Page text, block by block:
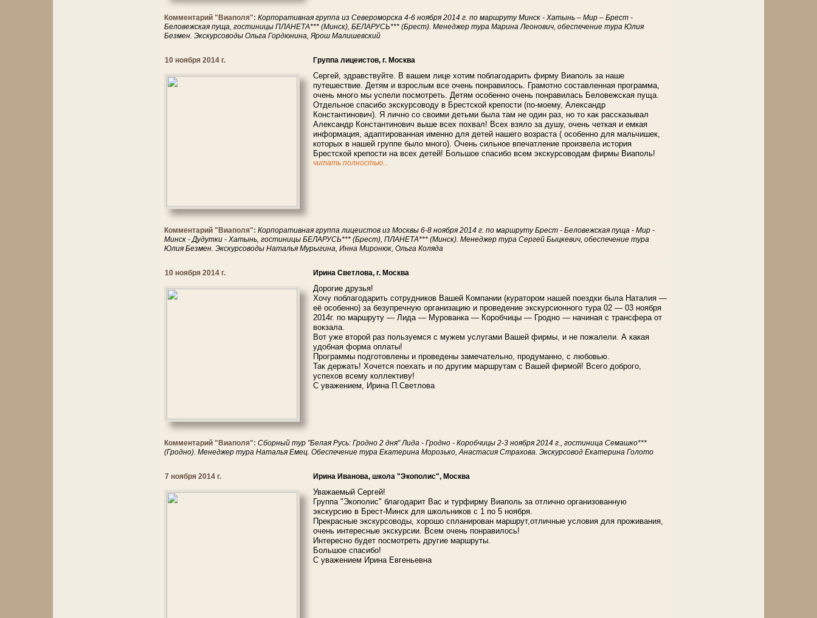
Комментарий "Виаполя": Корпоративная группа из Североморска 4-6 ноября 2014 г. по маршруту Минск - Хатынь – Мир – Брест -
Беловежская пуща, гостиницы ПЛАНЕТА*** (Минск), БЕЛАРУСЬ*** (Брест). Менеджер тура Марина Леонович, обеспечение тура Юлия
Безмен. Экскурсоводы Ольга Гордюнина, Ярош Малишевский
10 ноября 2014 г. Группа лицеистов, г. Москва
Сергей, здравствуйте. В вашем лице хотим поблагодарить фирму Виаполь за наше
путешествие. Детям и взрослым все очень понравилось. Грамотно составленная программа,
очень много мы успели посмотреть. Детям особенно очень понравилась Беловежская пуща.
Отдельное спасибо экскурсоводу в Брестской крепости (по-моему, Александр
Константинович). Я лично со своими детьми была там не один раз, но то как рассказывал
Александр Константинович выше всех похвал! Всех взяло за душу, очень четкая и емкая
информация, адаптированная именно для детей нашего возраста ( особенно для мальчишек,
которых в нашей группе было много). Очень сильное впечатление произвела история
Брестской крепости на всех детей! Большое спасибо всем экскурсоводам фирмы Виаполь!
читать полностью...
Комментарий "Виаполя": Корпоративная группа лицеистов из Москвы 6-8 ноября 2014 г. по маршруту Брест - Беловежская пуща - Мир -
Минск - Дудутки - Хатынь, гостиницы БЕЛАРУСЬ*** (Брест), ПЛАНЕТА*** (Минск). Менеджер тура Сергей Быцкевич, обеспечение тура
Юлия Безмен. Экскурсоводы Наталья Мурыгина, Инна Миронюк, Ольга Коляда
10 ноября 2014 г. Ирина Светлова, г. Москва
Дорогие друзья!
Хочу поблагодарить сотрудников Вашей Компании (куратором нашей поездки была Наталия —
её особенно) за безупречную организацию и проведение экскурсионного тура 02 — 03 ноября
2014г. по маршруту — Лида — Мурованка — Коробчицы — Гродно — начиная с трансфера от
вокзала.
Вот уже второй раз пользуемся с мужем услугами Вашей фирмы, и не пожалели. А какая
удобная форма оплаты!
Программы подготовлены и проведены замечательно, продуманно, с любовью.
Так держать! Хочется поехать и по другим маршрутам с Вашей фирмой! Всего доброго,
успехов всему коллективу!
C уважением, Ирина П.Светлова
Комментарий "Виаполя": Сборный тур "Белая Русь: Гродно 2 дня" Лида - Гродно - Коробчицы 2-3 ноября 2014 г., гостиница Семашко***
(Гродно). Менеджер тура Наталья Емец. Обеспечение тура Екатерина Морозько, Анастасия Страхова. Экскурсовод Екатерина Голото
7 ноября 2014 г. Ирина Иванова, школа "Экополис", Москва
Уважаемый Сергей!
Группа "Экополис" благодарит Вас и турфирму Виаполь за отлично организованную
экскурсию в Брест-Минск для школьников с 1 по 5 ноября.
Прекрасные экскурсоводы, хорошо спланирован маршрут,отличные условия для проживания,
очень интересные экскурсии. Всем очень понравилось!
Интересно будет посмотреть другие маршруты.
Большое спасибо!
С уважением Ирина Евгеньевна